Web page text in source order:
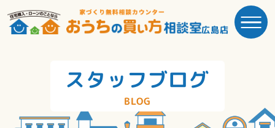
広島店
スタッフブログ
BLOG